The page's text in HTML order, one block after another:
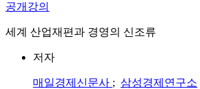
공개강의
세계 산업재편과 경영의 신조류
저자
매일경제신문사 ; 삼성경제연구소